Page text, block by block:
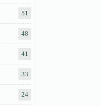
51
48
41
33
24